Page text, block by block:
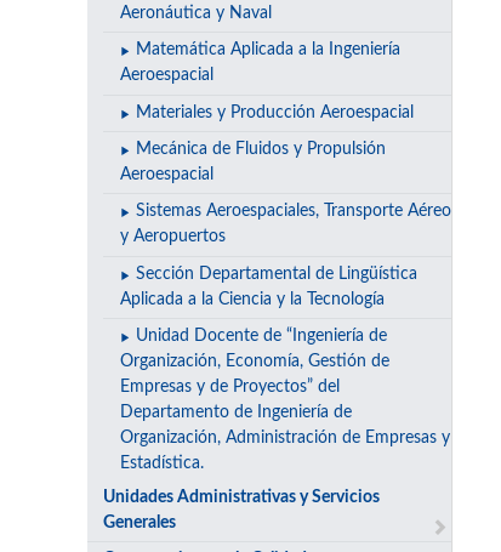
Aeronáutica y Naval
Matemática Aplicada a la Ingeniería
Aeroespacial
Materiales y Producción Aeroespacial
Mecánica de Fluidos y Propulsión
Aeroespacial
Sistemas Aeroespaciales, Transporte Aéreo
y Aeropuertos
Sección Departamental de Lingüística
Aplicada a la Ciencia y la Tecnología
Unidad Docente de “Ingeniería de
Organización, Economía, Gestión de
Empresas y de Proyectos” del
Departamento de Ingeniería de
Organización, Administración de Empresas y
Estadística.
Unidades Administrativas y Servicios
Generales